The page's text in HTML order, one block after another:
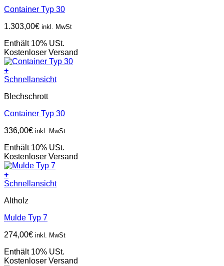
Container Typ 30
1.303,00€ inkl. MwSt
Enthält 10% USt.
Kostenloser Versand
+
Schnellansicht
Blechschrott
Container Typ 30
336,00€ inkl. MwSt
Enthält 10% USt.
Kostenloser Versand
+
Schnellansicht
Altholz
Mulde Typ 7
274,00€ inkl. MwSt
Enthält 10% USt.
Kostenloser Versand